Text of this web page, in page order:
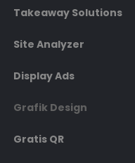
Takeaway Solutions
Site Analyzer
Display Ads
Grafik Design
Gratis QR